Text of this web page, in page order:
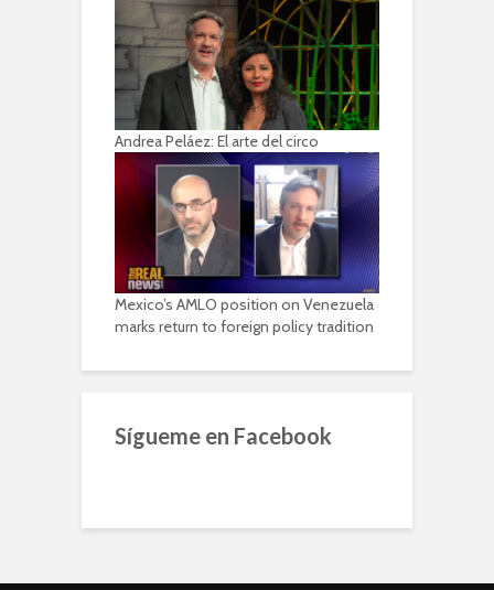
Andrea Peláez: El arte del circo
Mexico’s AMLO position on Venezuela
marks return to foreign policy tradition
Sígueme en Facebook